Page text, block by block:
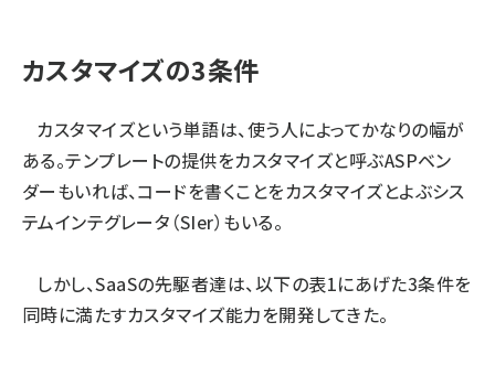
カスタマイズの3条件
カスタマイズという単語は、使う人によってかなりの幅が
ある。テンプレートの提供をカスタマイズと呼ぶASPベン
ダーもいれば、コードを書くことをカスタマイズとよぶシス
テムインテグレータ（SIer）もいる。
しかし、SaaSの先駆者達は、以下の表1にあげた3条件を
同時に満たすカスタマイズ能力を開発してきた。